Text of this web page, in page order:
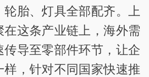
轮胎、灯具全部配齐。上
在这条产业链上，海外需
传导至零部件环节，让企
样，针对不同国家快速推